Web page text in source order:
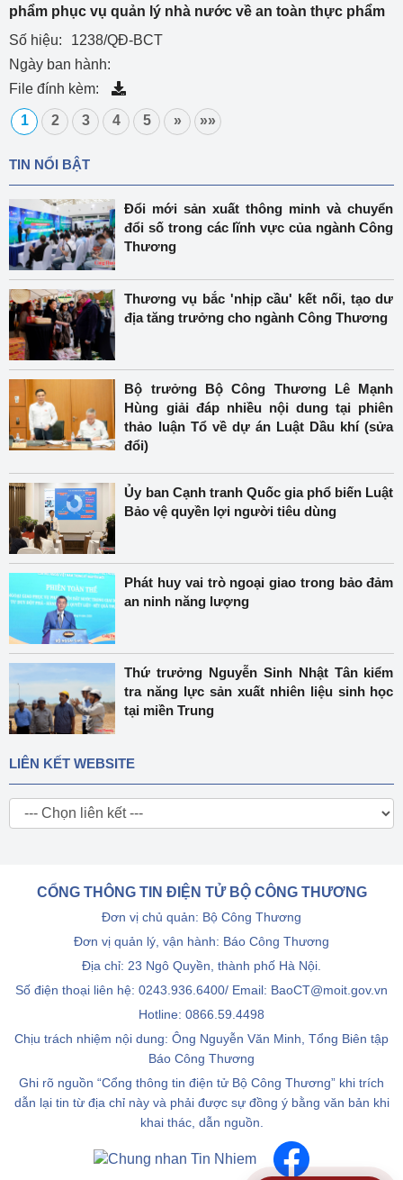
phẩm phục vụ quản lý nhà nước về an toàn thực phẩm
Số hiệu:
1238/QĐ-BCT
Ngày ban hành:
File đính kèm:
1 2 3 4 5 » »»
TIN NỔI BẬT
Đổi mới sản xuất thông minh và chuyển
đổi số trong các lĩnh vực của ngành Công
Thương
Thương vụ bắc 'nhịp cầu' kết nối, tạo dư
địa tăng trưởng cho ngành Công Thương
Bộ trưởng Bộ Công Thương Lê Mạnh
Hùng giải đáp nhiều nội dung tại phiên
thảo luận Tổ về dự án Luật Dầu khí (sửa
đổi)
Ủy ban Cạnh tranh Quốc gia phổ biến Luật
Bảo vệ quyền lợi người tiêu dùng
Phát huy vai trò ngoại giao trong bảo đảm
an ninh năng lượng
Thứ trưởng Nguyễn Sinh Nhật Tân kiểm
tra năng lực sản xuất nhiên liệu sinh học
tại miền Trung
LIÊN KẾT WEBSITE
CỔNG THÔNG TIN ĐIỆN TỬ BỘ CÔNG THƯƠNG
Đơn vị chủ quản: Bộ Công Thương
Đơn vị quản lý, vận hành: Báo Công Thương
Địa chỉ: 23 Ngô Quyền, thành phố Hà Nội.
Số điện thoại liên hệ: 0243.936.6400/ Email: BaoCT@moit.gov.vn
Hotline: 0866.59.4498
Chịu trách nhiệm nội dung: Ông Nguyễn Văn Minh, Tổng Biên tập
Báo Công Thương
Ghi rõ nguồn “Cổng thông tin điện tử Bộ Công Thương” khi trích
dẫn lại tin từ địa chỉ này và phải được sự đồng ý bằng văn bản khi
khai thác, dẫn nguồn.